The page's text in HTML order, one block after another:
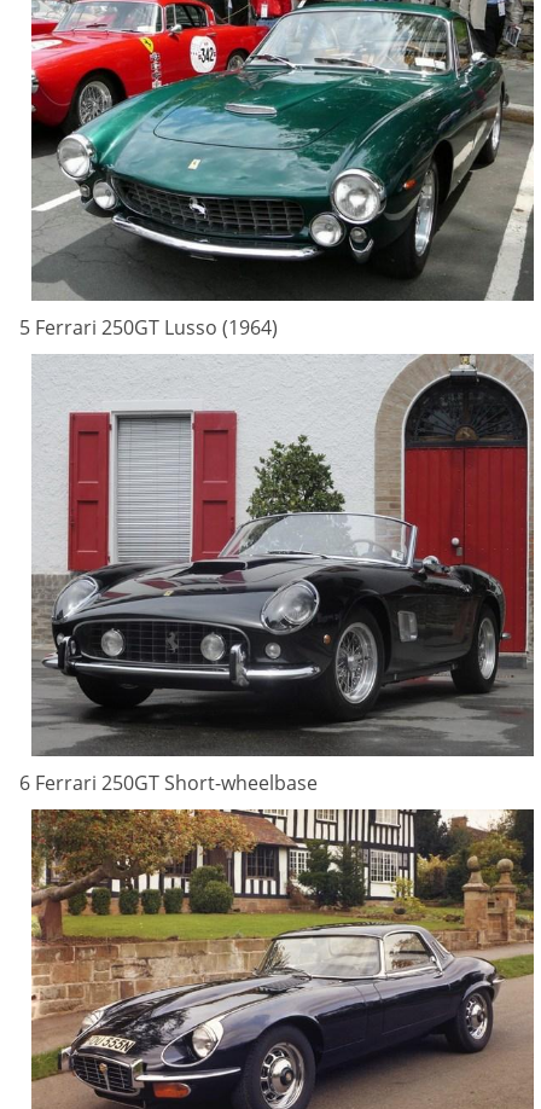
5 Ferrari 250GT Lusso (1964)
6 Ferrari 250GT Short-wheelbase